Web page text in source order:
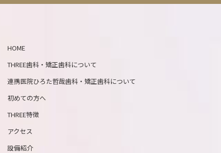
HOME
THREE歯科・矯正歯科について
連携医院ひろた哲哉歯科・矯正歯科について
初めての方へ
THREE特徴
アクセス
設備紹介